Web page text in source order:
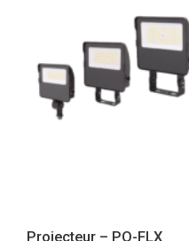
Projecteur – PQ-FLX